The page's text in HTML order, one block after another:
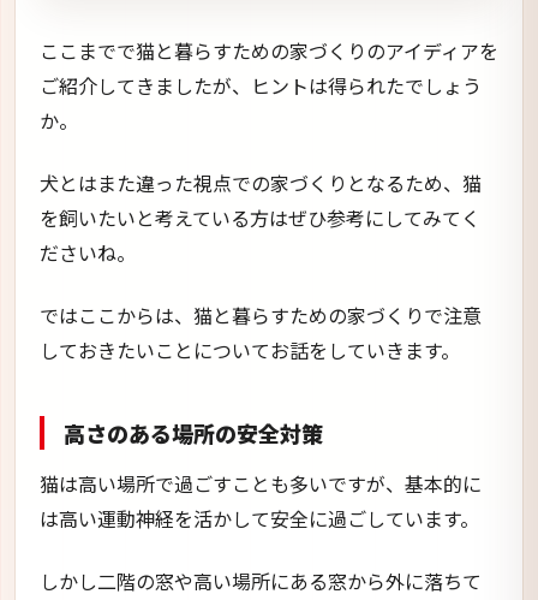
ここまでで猫と暮らすための家づくりのアイディアを
ご紹介してきましたが、ヒントは得られたでしょう
か。
犬とはまた違った視点での家づくりとなるため、猫
を飼いたいと考えている方はぜひ参考にしてみてく
ださいね。
ではここからは、猫と暮らすための家づくりで注意
しておきたいことについてお話をしていきます。
高さのある場所の安全対策
猫は高い場所で過ごすことも多いですが、基本的に
は高い運動神経を活かして安全に過ごしています。
しかし二階の窓や高い場所にある窓から外に落ちて